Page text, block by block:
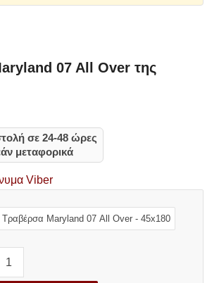
07 All Over της
σε 24-48 ώρες
μεταφορικά
Viber